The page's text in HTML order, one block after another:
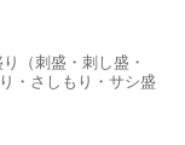
（刺盛・刺し盛・
・さしもり・サシ盛